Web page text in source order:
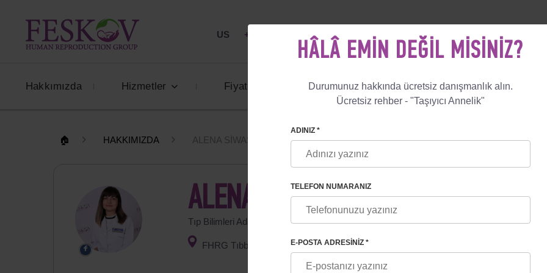
US +1 844 892 78 00 +44 800 069 86 90
BİZE
Hakkımızda Hizmetler Fiyatlar Yorumlar Blog Programlar
🏠 HAKKIMIZDA ALENA SIWASH
ALENA SIWASH
Tıp Bilimleri Adayı, en yüksek kategorideki psikoterapist
FHRG Tıbbi ve Tanı Bölümü
HÂLÂ EMIN DEĞIL MISINIZ?
Durumunuz hakkında ücretsiz danışmanlık alın.
Ücretsiz rehber - "Taşıyıcı Annelik"
ADINIZ *
TELEFON NUMARANIZ
E-POSTA ADRESINIZ *